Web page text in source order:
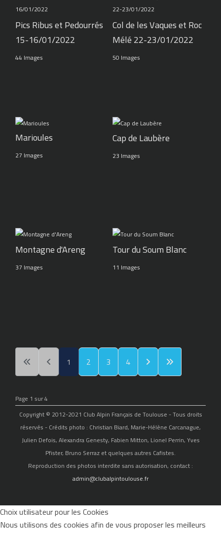
Pics Ribus et Pedourrés
15-16/01/2022
44 Images
Col de les Vaques et Roc
Mélé 22-23/01/2022
50 Images
Marioules
27 Images
Cap de Laubère
23 Images
Montagne d'Areng
37 Images
Tour du Soum Blanc
11 Images
1 2 3 4
Page 1 sur 4
Copyright © 2012-2021 Club Alpin Français de Toulouse - Tous droits
réservés - Crédits photo : Christian Biard, Marie-Hélène Carcanague,
Julien Defois, Alexandra Genesty, Fabien Mitton, Lionel Perrin, Yves
Pfister, Bruno Serraz et quelques autres Cafistes.
Reproduction des photos interdite sans autorisation, contact :
admin@clubalpintoulouse.fr
Choix utilisateur pour les Cookies
Nous utilisons des cookies afin de vous proposer les meilleurs